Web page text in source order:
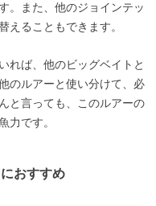
。また、他のジョインテッ
えることもできます。
れば、他のビッグベイトと
のルアーと使い分けて、必
と言っても、このルアーの
力です。
おすすめ